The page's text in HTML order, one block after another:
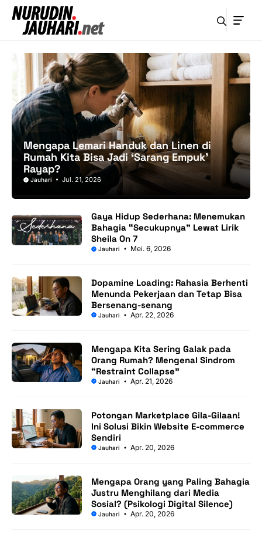
Langsung
Mengapa Lemari Handuk dan Linen di
Rumah Kita Bisa Jadi ‘Sarang Empuk’
Rayap?
Jauhari Jul. 21, 2026
Gaya Hidup Sederhana: Menemukan
Bahagia “Secukupnya” Lewat Lirik
Sheila On 7
Jauhari Mei. 6, 2026
Dopamine Loading: Rahasia Berhenti
Menunda Pekerjaan dan Tetap Bisa
Bersenang-senang
Jauhari Apr. 22, 2026
Mengapa Kita Sering Galak pada
Orang Rumah? Mengenal Sindrom
“Restraint Collapse”
Jauhari Apr. 21, 2026
Potongan Marketplace Gila-Gilaan!
Ini Solusi Bikin Website E-commerce
Sendiri
Jauhari Apr. 20, 2026
Mengapa Orang yang Paling Bahagia
Justru Menghilang dari Media
Sosial? (Psikologi Digital Silence)
Jauhari Apr. 20, 2026